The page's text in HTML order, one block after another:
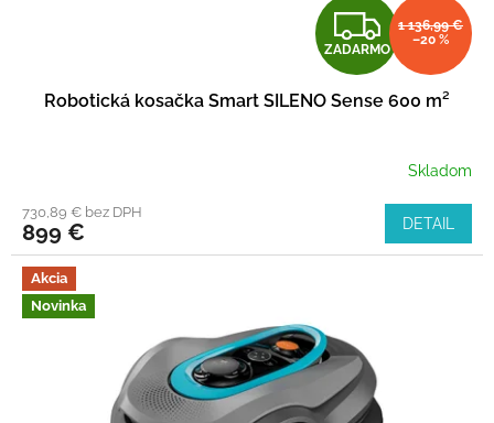
Z
A
D
A
R
M
ZADARMO
1 136,99 €
–20 %
Robotická kosačka Smart SILENO Sense 600 m²
Skladom
730,89 € bez DPH
899 € DETAIL
Akcia
Novinka